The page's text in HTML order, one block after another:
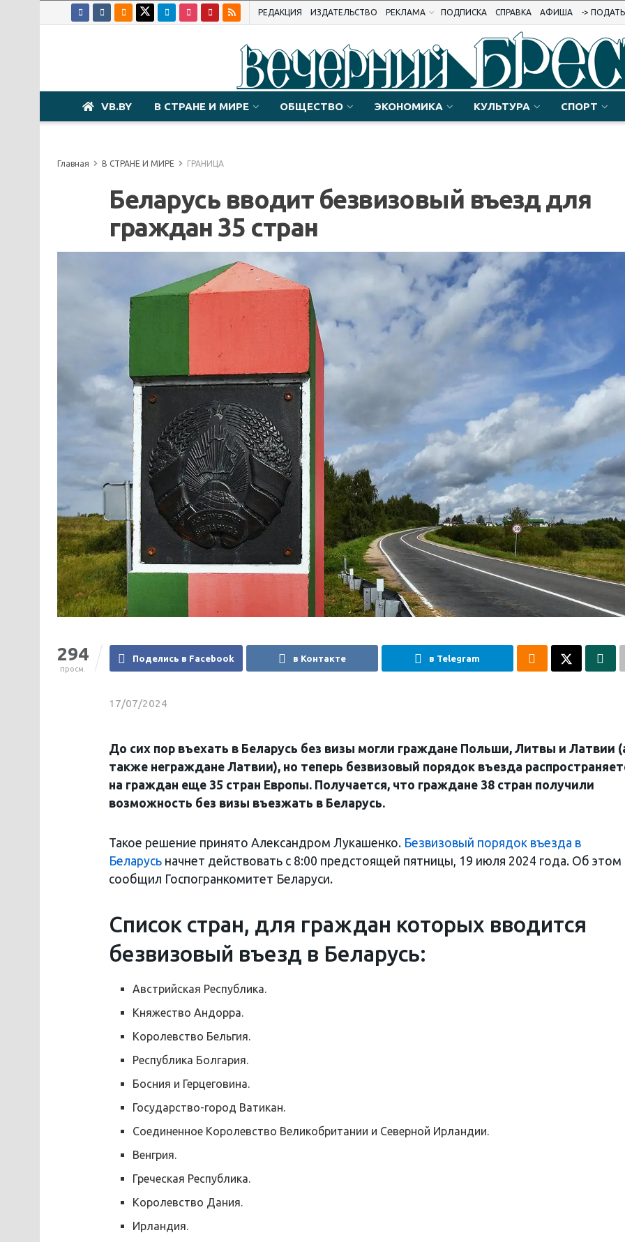
РЕДАКЦИЯ ИЗДАТЕЛЬСТВО РЕКЛАМА ПОДПИСКА СПРАВКА АФИША ->
VB.BY В СТРАНЕ И МИРЕ ОБЩЕСТВО ЭКОНОМИКА КУЛЬТУРА СПОРТ
Главная В СТРАНЕ И МИРЕ ГРАНИЦА
Беларусь вводит безвизовый въезд для
граждан 35 стран
294
просм.
Поделись в Facebook в Контакте в Telegram
17/07/2024
До сих пор въехать в Беларусь без визы могли граждане Польши, Литвы и Латвии
также неграждане Латвии), но теперь безвизовый порядок въезда
на граждан еще 35 стран Европы. Получается, что граждане 38 стран получили
возможность без визы въезжать в Беларусь.
Такое решение принято Александром Лукашенко. Безвизовый порядок въезда в
Беларусь начнет действовать с 8:00 предстоящей пятницы, 19 июля 2024 года. Об этом
сообщил Госпогранкомитет Беларуси.
Cписок стран, для граждан которых вводится
безвизовый въезд в Беларусь:
Австрийская Республика.
Княжество Андорра.
Королевство Бельгия.
Республика Болгария.
Босния и Герцеговина.
Государство-город Ватикан.
Соединенное Королевство Великобритании и Северной Ирландии.
Венгрия.
Греческая Республика.
Королевство Дания.
Ирландия.